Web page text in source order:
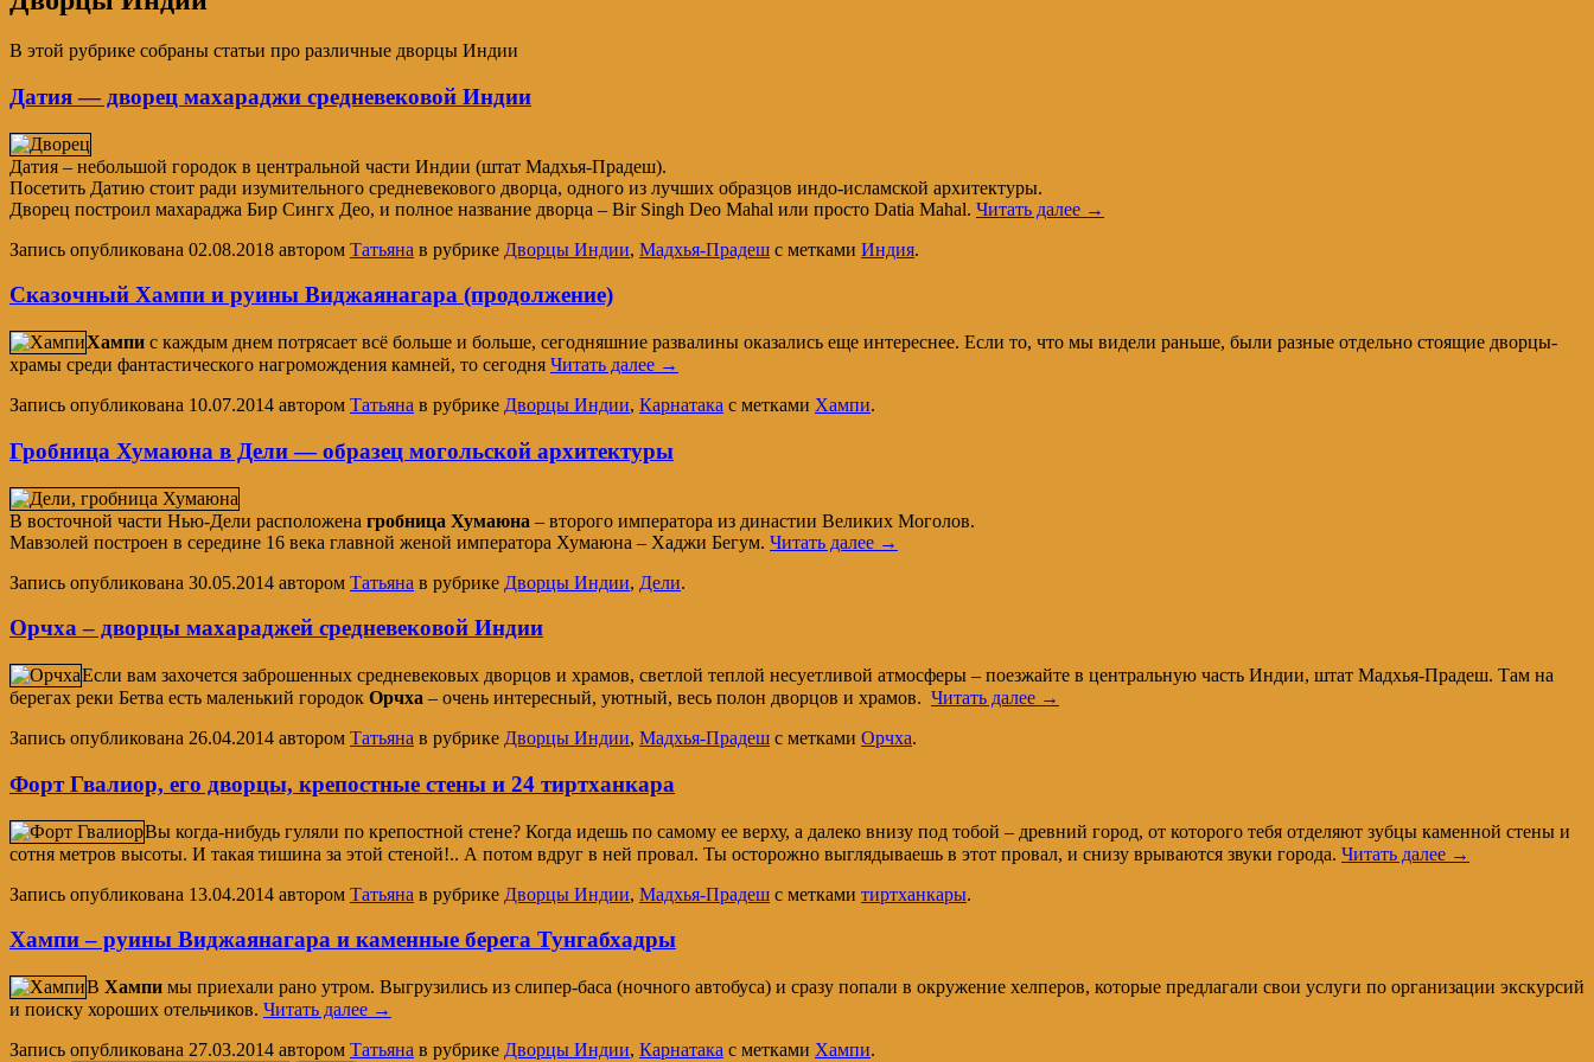
В этой рубрике собраны статьи про различные дворцы Индии
Датия — дворец махараджи средневековой Индии
Датия – небольшой городок в центральной части Индии (штат Мадхья-Прадеш).
Посетить Датию стоит ради изумительного средневекового дворца, одного из лучших образцов индо-исламской архитектуры.
Дворец построил махараджа Бир Сингх Део, и полное название дворца – Bir Singh Deo Mahal или просто Datia Mahal. Читать далее →
Запись опубликована 02.08.2018 автором Татьяна в рубрике Дворцы Индии, Мадхья-Прадеш с метками Индия.
Сказочный Хампи и руины Виджаянагара (продолжение)
Хампи с каждым днем потрясает всё больше и больше, сегодняшние развалины оказались еще интереснее. Если то, что мы видели раньше, были разные отдельно стоящие дворцы-
храмы среди фантастического нагромождения камней, то сегодня Читать далее →
Запись опубликована 10.07.2014 автором Татьяна в рубрике Дворцы Индии, Карнатака с метками Хампи.
Гробница Хумаюна в Дели — образец могольской архитектуры
В восточной части Нью-Дели расположена гробница Хумаюна – второго императора из династии Великих Моголов.
Мавзолей построен в середине 16 века главной женой императора Хумаюна – Хаджи Бегум. Читать далее →
Запись опубликована 30.05.2014 автором Татьяна в рубрике Дворцы Индии, Дели.
Орчха – дворцы махараджей средневековой Индии
Если вам захочется заброшенных средневековых дворцов и храмов, светлой теплой несуетливой атмосферы – поезжайте в центральную часть Индии, штат Мадхья-Прадеш. Там на
берегах реки Бетва есть маленький городок Орчха – очень интересный, уютный, весь полон дворцов и храмов. Читать далее →
Запись опубликована 26.04.2014 автором Татьяна в рубрике Дворцы Индии, Мадхья-Прадеш с метками Орчха.
Форт Гвалиор, его дворцы, крепостные стены и 24 тиртханкара
Вы когда-нибудь гуляли по крепостной стене? Когда идешь по самому ее верху, а далеко внизу под тобой – древний город, от которого тебя отделяют зубцы каменной стены и
сотня метров высоты. И такая тишина за этой стеной!.. А потом вдруг в ней провал. Ты осторожно выглядываешь в этот провал, и снизу врываются звуки города. Читать далее →
Запись опубликована 13.04.2014 автором Татьяна в рубрике Дворцы Индии, Мадхья-Прадеш с метками тиртханкары.
Хампи – руины Виджаянагара и каменные берега Тунгабхадры
В Хампи мы приехали рано утром. Выгрузились из слипер-баса (ночного автобуса) и сразу попали в окружение хелперов, которые предлагали свои услуги по организации экскурсий
и поиску хороших отельчиков. Читать далее →
Запись опубликована 27.03.2014 автором Татьяна в рубрике Дворцы Индии, Карнатака с метками Хампи.